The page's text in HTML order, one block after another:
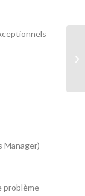
Manager)
problème